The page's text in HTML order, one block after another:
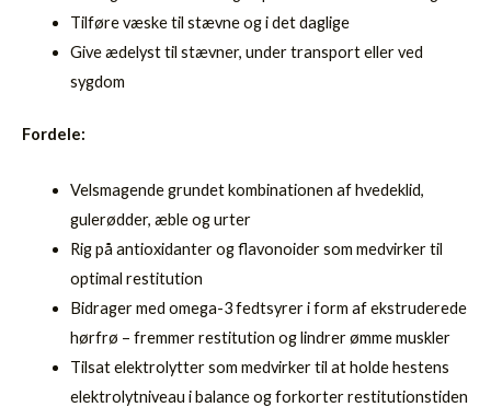
Tilføre væske til stævne og i det daglige
Give ædelyst til stævner, under transport eller ved
sygdom
Fordele:
Velsmagende grundet kombinationen af hvedeklid,
gulerødder, æble og urter
Rig på antioxidanter og flavonoider som medvirker til
optimal restitution
Bidrager med omega-3 fedtsyrer i form af ekstruderede
hørfrø – fremmer restitution og lindrer ømme muskler
Tilsat elektrolytter som medvirker til at holde hestens
elektrolytniveau i balance og forkorter restitutionstiden